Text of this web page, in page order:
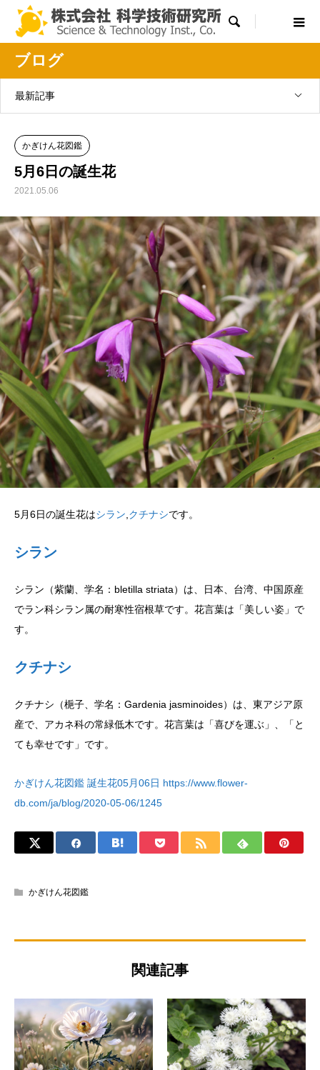

ブログ
最新記事
かぎけん花図鑑
5月6日の誕生花
2021.05.06
5月6日の誕生花はシラン クチナシです。
シラン
シラン（紫蘭、学名：bletilla striata）は、日本、台湾、中国原産
でラン科シラン属の耐寒性宿根草です。花言葉は「美しい姿」で
す。
クチナシ
クチナシ（梔子、学名：Gardenia jasminoides）は、東アジア原
産で、アカネ科の常緑低木です。花言葉は「喜びを運ぶ」、「と
ても幸せです」です。
かぎけん花図鑑 誕生花05月06日 https://www.flower-
db.com/ja/blog/2020-05-06/1245
かぎけん花図鑑
関連記事